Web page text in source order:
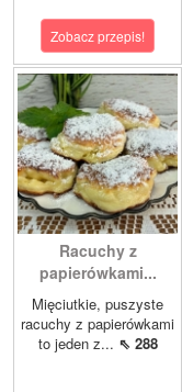
Zobacz przepis!
Racuchy z
papierówkami...
Mięciutkie, puszyste
racuchy z papierówkami
to jeden z... ⇖ 288